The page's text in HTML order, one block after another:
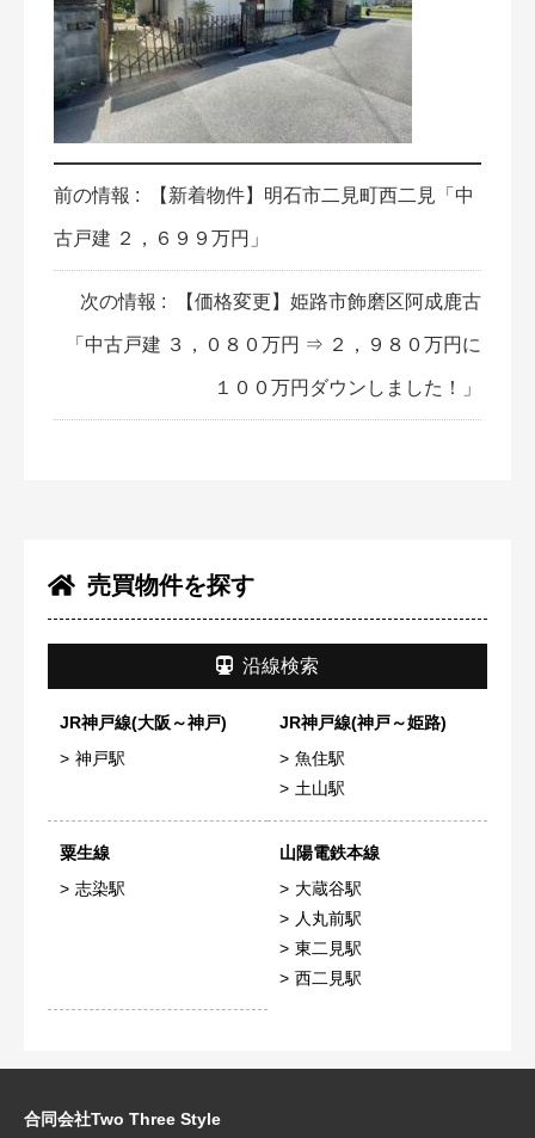
売買物件を探す
沿線検索
JR神戸線(大阪～神戸)
神戸駅
JR神戸線(神戸～姫路)
魚住駅
土山駅
粟生線
志染駅
山陽電鉄本線
大蔵谷駅
人丸前駅
東二見駅
西二見駅
前の情報 : 【新着物件】明石市二見町西二見「中
古戸建 ２，６９９万円」
次の情報 : 【価格変更】姫路市飾磨区阿成鹿古
「中古戸建 ３，０８０万円 ⇒ ２，９８０万円に
１００万円ダウンしました！」
合同会社Two Three Style